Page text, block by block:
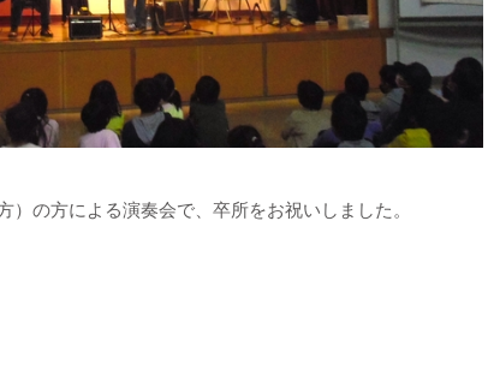
）の方による演奏会で、卒所をお祝いしました。